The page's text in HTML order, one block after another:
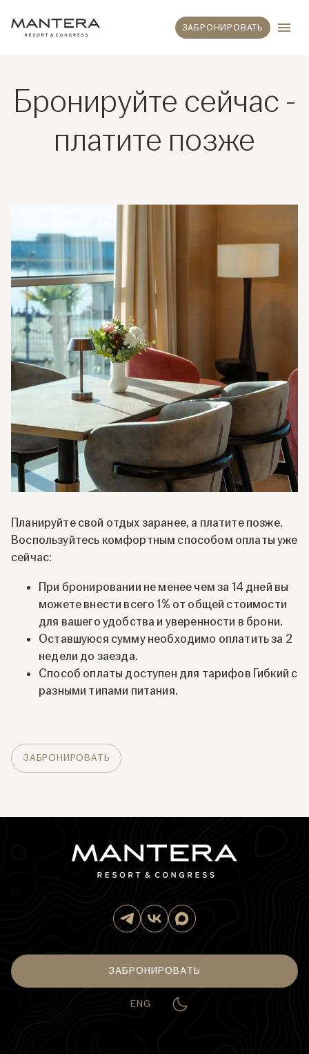
ЗАБРОНИРОВАТЬ
Бронируйте сейчас -
платите позже
Планируйте свой отдых заранее, а платите позже.
Воспользуйтесь комфортным способом оплаты уже
сейчас:
При бронировании не менее чем за 14 дней вы
можете внести всего 1% от общей стоимости
для вашего удобства и уверенности в брони.
Оставшуюся сумму необходимо оплатить за 2
недели до заезда.
Способ оплаты доступен для тарифов Гибкий с
разными типами питания.
ЗАБРОНИРОВАТЬ
ENG
ЗАБРОНИРОВАТЬ